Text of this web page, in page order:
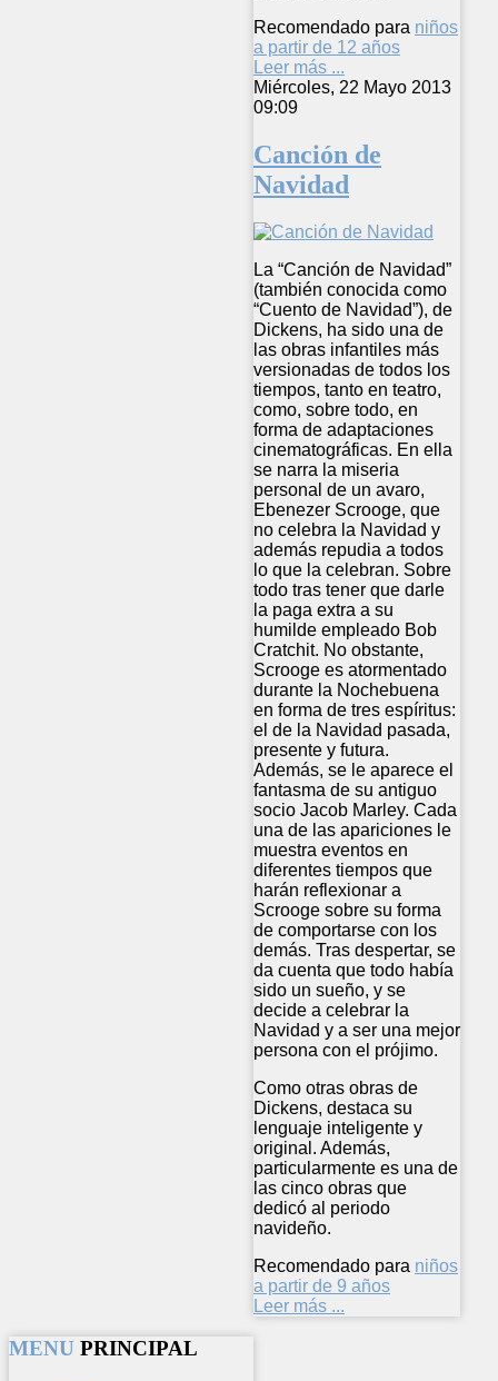
Recomendado para niños
a partir de 12 años
Leer más ...
Miércoles, 22 Mayo 2013
09:09
Canción de
Navidad
La “Canción de Navidad”
(también conocida como
“Cuento de Navidad”), de
Dickens, ha sido una de
las obras infantiles más
versionadas de todos los
tiempos, tanto en teatro,
como, sobre todo, en
forma de adaptaciones
cinematográficas. En ella
se narra la miseria
personal de un avaro,
Ebenezer Scrooge, que
no celebra la Navidad y
además repudia a todos
lo que la celebran. Sobre
todo tras tener que darle
la paga extra a su
humilde empleado Bob
Cratchit. No obstante,
Scrooge es atormentado
durante la Nochebuena
en forma de tres espíritus:
el de la Navidad pasada,
presente y futura.
Además, se le aparece el
fantasma de su antiguo
socio Jacob Marley. Cada
una de las apariciones le
muestra eventos en
diferentes tiempos que
harán reflexionar a
Scrooge sobre su forma
de comportarse con los
demás. Tras despertar, se
da cuenta que todo había
sido un sueño, y se
decide a celebrar la
Navidad y a ser una mejor
persona con el prójimo.
Como otras obras de
Dickens, destaca su
lenguaje inteligente y
original. Además,
particularmente es una de
las cinco obras que
dedicó al periodo
navideño.
Recomendado para niños
a partir de 9 años
Leer más ...
MENU PRINCIPAL